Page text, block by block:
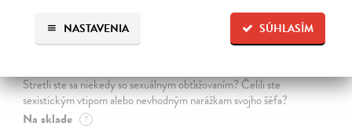
SÚHLASÍM
NASTAVENIA
Moderná sebaobrana
Stretli ste sa niekedy so sexuálnym obťažovaním? Čelili ste
sexistickým vtipom alebo nevhodným narážkam svojho šéfa?
Na sklade ?